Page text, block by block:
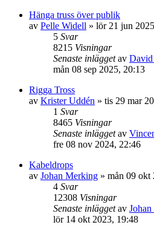
Hänga truss över publik
av Pelle Widell » lör 21 jun
5 Svar
8215 Visningar
Senaste inläggetav
mån 08 sep 2025, 20:13
Rigga Tross
av Krister Uddén » tis 29 mar
1 Svar
8465 Visningar
Senaste inläggetav
fre 08 nov 2024, 22:46
Kabeldrops
av Johan Merking » mån 09 okt
4 Svar
12308 Visningar
Senaste inläggetav
lör 14 okt 2023, 19:48